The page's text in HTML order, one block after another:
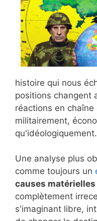
histoire qui nous
positions changent
réactions en
militairement,
qu'idéologiquement.
Une analyse plus
comme toujours un
causes matérielles
complètement
s'imaginant libre,